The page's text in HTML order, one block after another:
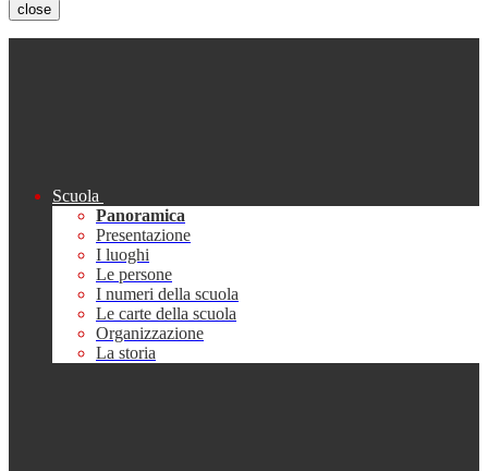
close
Scuola
Panoramica
Presentazione
I luoghi
Le persone
I numeri della scuola
Le carte della scuola
Organizzazione
La storia